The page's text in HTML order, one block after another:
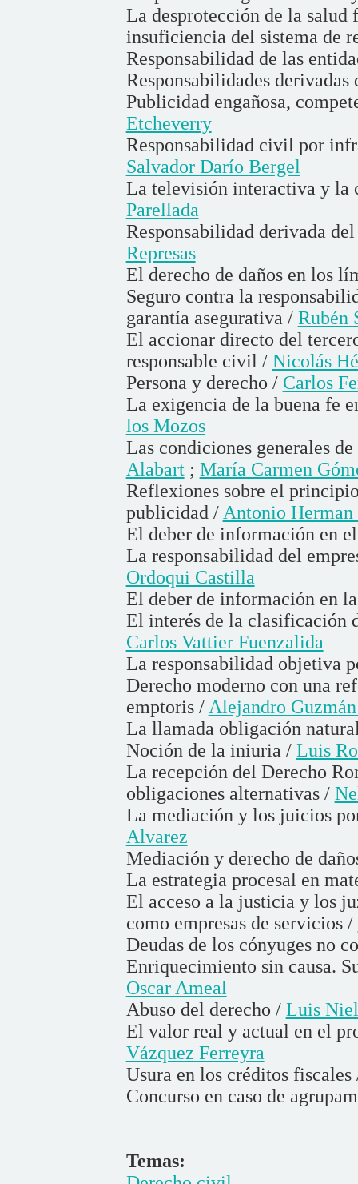
La desprotección de la
insuficiencia del sistema de
Responsabilidad de las
Responsabilidades
Publicidad engañosa,
Etcheverry
Responsabilidad civil por
Salvador Darío Bergel
La televisión interactiva y la
Parellada
Responsabilidad derivada
Represas
El derecho de daños en los
Seguro contra la
garantía asegurativa / Rubén
El accionar directo del
responsable civil / Nicolás
Persona y derecho / Carlos
La exigencia de la buena fe
los Mozos
Las condiciones generales
Alabart; María Carmen
Reflexiones sobre el
publicidad / Antonio
El deber de información en
La responsabilidad del
Ordoqui Castilla
El deber de información en
El interés de la clasificación
Carlos Vattier Fuenzalida
La responsabilidad objetiva
Derecho moderno con una
emptoris / Alejandro
La llamada obligación
Noción de la iniuria / Luis
La recepción del Derecho
obligaciones alternativas /
La mediación y los juicios
Alvarez
Mediación y derecho de
La estrategia procesal en
El acceso a la justicia y los
como empresas de servicios /
Deudas de los cónyuges no
Enriquecimiento sin causa.
Oscar Ameal
Abuso del derecho / Luis
El valor real y actual en el
Vázquez Ferreyra
Usura en los créditos
Concurso en caso de
Temas: